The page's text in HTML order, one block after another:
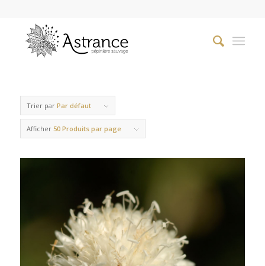
Trier par Par défaut
Afficher 50 Produits par page